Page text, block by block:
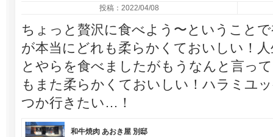
投稿：2022/04/08
ちょっと贅沢に食べよう〜ということ
が本当にどれも柔らかくておいしい！
とやらを食べましたがもうなんと言っ
もまた柔らかくておいしい！ハラミユ
つか行きたい…！
和牛焼肉 あおき屋 別邸